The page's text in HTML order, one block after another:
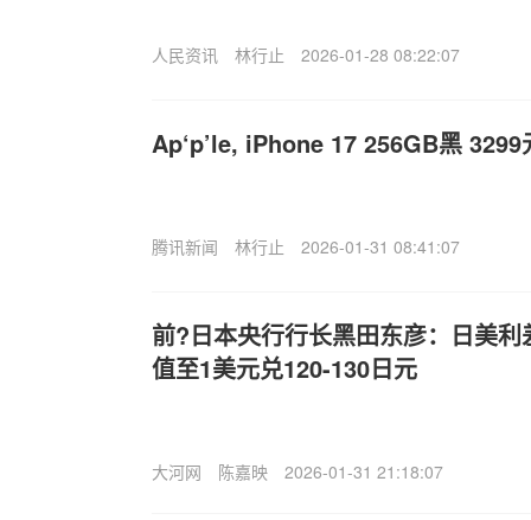
人民资讯 林行止 2026-01-28 08:22:07
Ap‘p’le, iPhone 17 256GB黑 3299
腾讯新闻 林行止 2026-01-31 08:41:07
前?日本央行行长黑田东彦：日美
值至1美元兑120-130日元
大河网 陈嘉映 2026-01-31 21:18:07